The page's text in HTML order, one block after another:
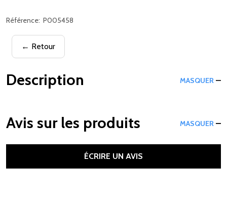
Référence: P005458
← Retour
Description MASQUER
Avis sur les produits MASQUER
ÉCRIRE UN AVIS